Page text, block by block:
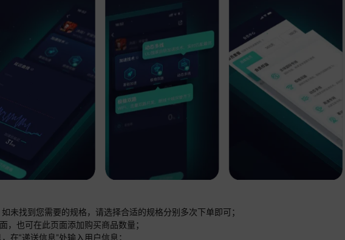
未找到您需要的规格，请选择合适的规格分别多次下单即可；
，也可在此页面添加购买商品数量；
在“递送信息”处输入用户信息；